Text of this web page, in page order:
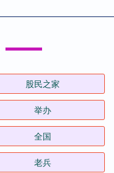
股民之家
举办
全国
老兵